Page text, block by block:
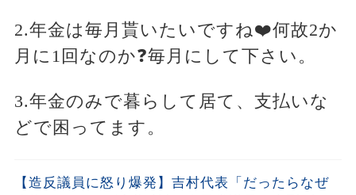
2.年金は毎月貰いたいですね❤️何故2か
月に1回なのか❓毎月にして下さい。
3.年金のみで暮らして居て、支払いな
どで困ってます。
【造反議員に怒り爆発】吉村代表「だったらなぜ